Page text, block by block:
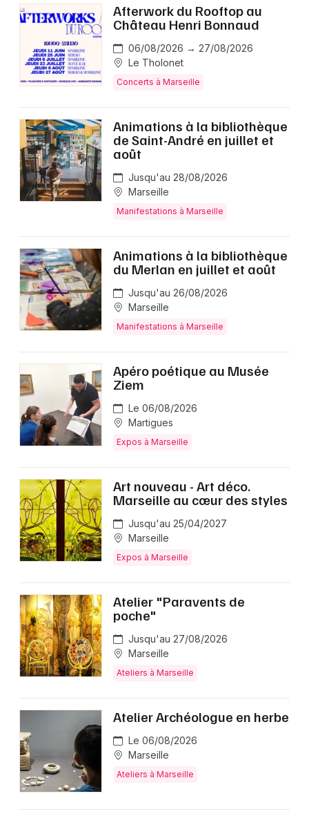
Afterwork du Rooftop au
Château Henri Bonnaud
06/08/2026 → 27/08/2026
Le Tholonet
Concerts à Marseille
Animations à la bibliothèque
de Saint-André en juillet et
août
Jusqu'au 28/08/2026
Marseille
Manifestations à Marseille
Animations à la bibliothèque
du Merlan en juillet et août
Jusqu'au 26/08/2026
Marseille
Manifestations à Marseille
Apéro poétique au Musée
Ziem
Le 06/08/2026
Martigues
Expos à Marseille
Art nouveau - Art déco.
Marseille au cœur des styles
Jusqu'au 25/04/2027
Marseille
Expos à Marseille
Atelier "Paravents de
poche"
Jusqu'au 27/08/2026
Marseille
Ateliers à Marseille
Atelier Archéologue en herbe
Le 06/08/2026
Marseille
Ateliers à Marseille